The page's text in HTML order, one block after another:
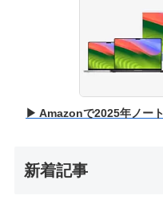
▶ Amazonで2025年ノー
新着記事